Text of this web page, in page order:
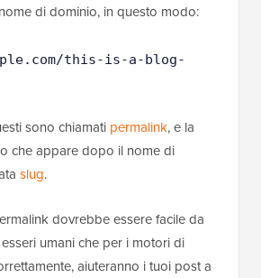
di dominio, in questo modo:
this-is-a-blog-
sono chiamati permalink, e la
che appare dopo il nome di
slug.
dovrebbe essere facile da
umani che per i motori di
aiuteranno i tuoi post a